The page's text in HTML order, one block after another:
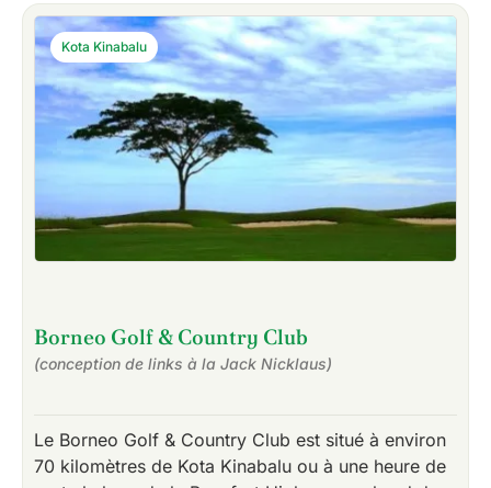
Borneo Golf & Country Club
(conception de links à la Jack Nicklaus)
Le Borneo Golf & Country Club est situé à environ
70 kilomètres de Kota Kinabalu ou à une heure de
Kota Kinabalu